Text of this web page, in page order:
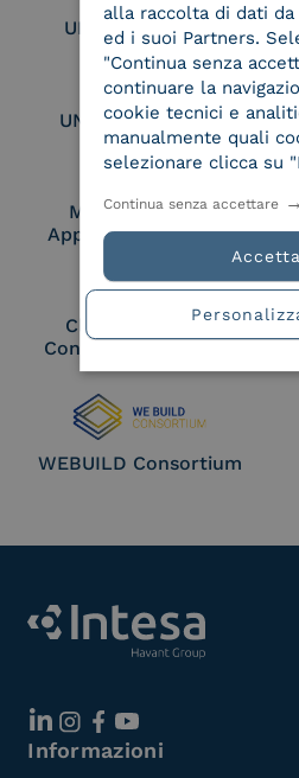
UNI EN ISO 9001
UNI EN ISO 27017
Membro Adobe
Approved Trust List
Cloud Signature
Consortium Member
WEBUILD Consortium
Informazioni
alla raccolta di dati
ed i suoi Partners.
"Continua senza
continuare la
cookie tecnici e
manualmente quali
selezionare clicca su
Accetta
Continua senza accettare